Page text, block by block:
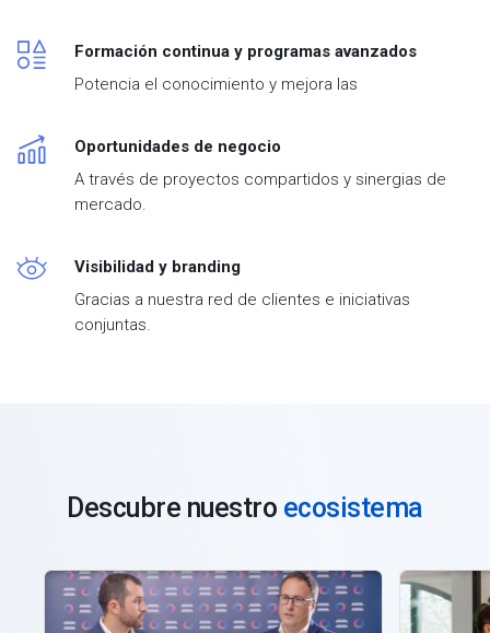
Formación continua y programas avanzados
Potencia el conocimiento y mejora las
Oportunidades de negocio
A través de proyectos compartidos y sinergias de
mercado.
Visibilidad y branding
Gracias a nuestra red de clientes e iniciativas
conjuntas.
Descubre nuestro ecosistema